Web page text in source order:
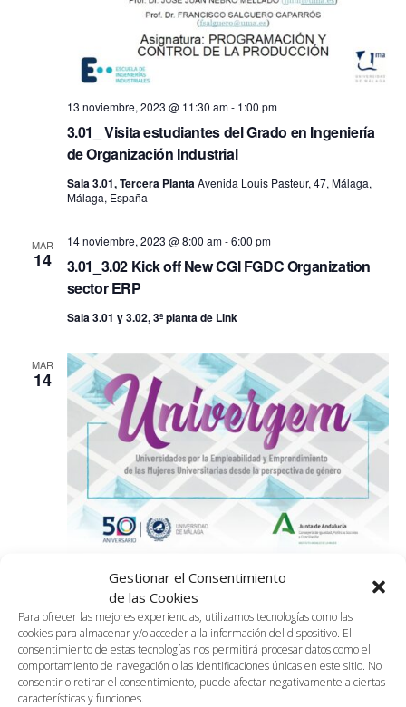
Gestionar el Consentimiento
de las Cookies
Para ofrecer las mejores experiencias, utilizamos tecnologías como las
cookies para almacenar y/o acceder a la información del dispositivo. El
consentimiento de estas tecnologías nos permitirá procesar datos como el
comportamiento de navegación o las identificaciones únicas en este sitio. No
consentir o retirar el consentimiento, puede afectar negativamente a ciertas
características y funciones.
3.01_ Visita estudiantes del Grado en Ingeniería
de Organización Industrial
13 noviembre, 2023 @ 11:30 am- 1:00 pm
Sala 3.01, Tercera Planta Avenida Louis Pasteur, 47, Málaga,
Málaga, España
MAR
14
3.01_3.02 Kick off New CGI FGDC Organization
sector ERP
14 noviembre, 2023 @ 8:00 am-6:00 pm
Sala 3.01 y 3.02, 3ª planta de Link
MAR
14
2.01.UNIVERGEM. Taller desarrollo profesional
14 noviembre, 2023 @ 10:00 am-2:00 pm
Sala 2.01, Segunda PlantaAvenida Louis Pasteur, 47, Málaga,
Málaga, España
MAR 14 noviembre, 2023 @ 10:30 am-1:30 pm